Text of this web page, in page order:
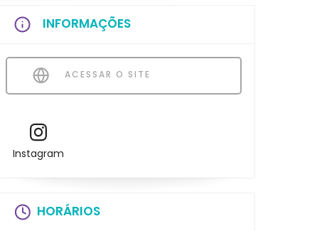
INFORMAÇÕES
ACESSAR O SITE
Instagram
HORÁRIOS